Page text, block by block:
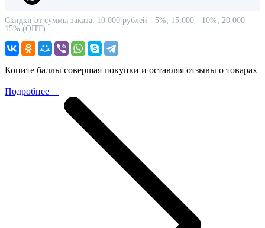
Скидки от суммы заказа: 10.000 рублей - 5%; 15.000 - 10%; 20.000 -
15% (ОПТ)
Копите баллы совершая покупки и оставляя отзывы о товарах
Подробнее